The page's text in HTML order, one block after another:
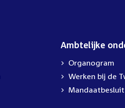
Ambtelijke
Organogram
External
link:
Werken bij de
Mandaatbesluit